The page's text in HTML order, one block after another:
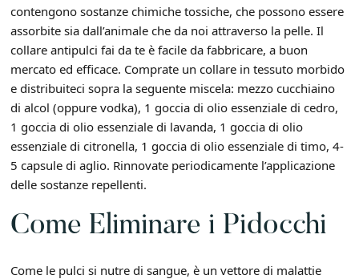
contengono sostanze chimiche tossiche, che possono essere
assorbite sia dall’animale che da noi attraverso la pelle. Il
collare antipulci fai da te è facile da fabbricare, a buon
mercato ed efficace. Comprate un collare in tessuto morbido
e distribuiteci sopra la seguente miscela: mezzo cucchiaino
di alcol (oppure vodka), 1 goccia di olio essenziale di cedro,
1 goccia di olio essenziale di lavanda, 1 goccia di olio
essenziale di citronella, 1 goccia di olio essenziale di timo, 4-
5 capsule di aglio. Rinnovate periodicamente l’applicazione
delle sostanze repellenti.
Come Eliminare i Pidocchi
Come le pulci si nutre di sangue, è un vettore di malattie